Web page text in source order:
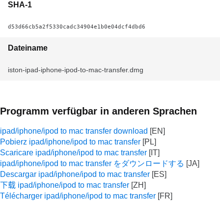
SHA-1
d53d66cb5a2f5330cadc34904e1b0e04dcf4dbd6
Dateiname
iston-ipad-iphone-ipod-to-mac-transfer.dmg
Programm verfügbar in anderen Sprachen
ipad/iphone/ipod to mac transfer download
Pobierz ipad/iphone/ipod to mac transfer
Scaricare ipad/iphone/ipod to mac transfer
ipad/iphone/ipod to mac transfer をダウンロードする
Descargar ipad/iphone/ipod to mac transfer
下载 ipad/iphone/ipod to mac transfer
Télécharger ipad/iphone/ipod to mac transfer